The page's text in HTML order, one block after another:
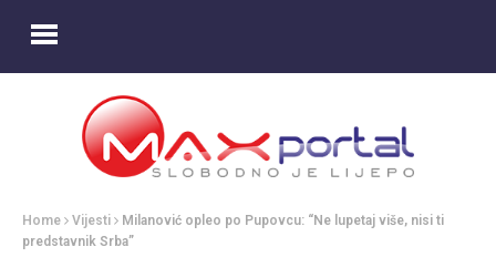
Home Vijesti
Milanović opleo po Pupovcu: “Ne lupetaj više, nisi ti
predstavnik Srba”